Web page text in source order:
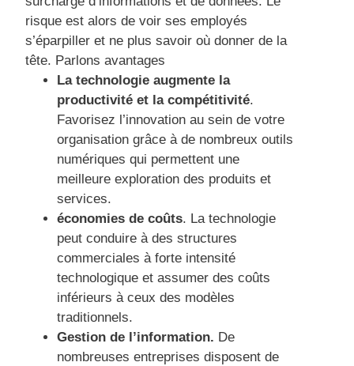
risque est alors de voir ses employés
s’éparpiller et ne plus savoir où donner de la
tête. Parlons avantages
La technologie augmente la
productivité et la compétitivité.
Favorisez l’innovation au sein de votre
organisation grâce à de nombreux outils
numériques qui permettent une
meilleure exploration des produits et
services.
économies de coûts. La technologie
peut conduire à des structures
commerciales à forte intensité
technologique et assumer des coûts
inférieurs à ceux des modèles
traditionnels.
Gestion de l’information. De
nombreuses entreprises disposent de